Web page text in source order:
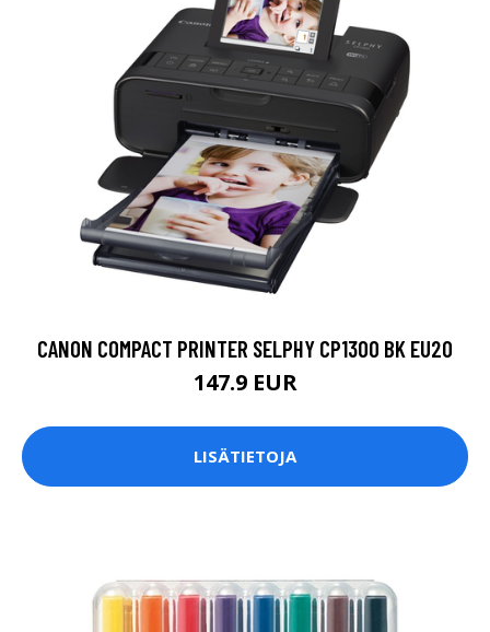
CANON COMPACT PRINTER SELPHY CP1300 BK EU20
147.9 EUR
LISÄTIETOJA